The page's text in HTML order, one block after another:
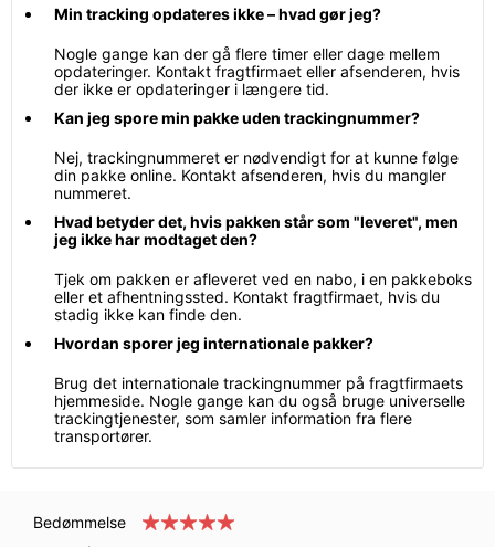
Min tracking opdateres ikke – hvad gør jeg?
Nogle gange kan der gå flere timer eller dage mellem
opdateringer. Kontakt fragtfirmaet eller afsenderen, hvis
der ikke er opdateringer i længere tid.
Kan jeg spore min pakke uden trackingnummer?
Nej, trackingnummeret er nødvendigt for at kunne følge
din pakke online. Kontakt afsenderen, hvis du mangler
nummeret.
Hvad betyder det, hvis pakken står som "leveret", men
jeg ikke har modtaget den?
Tjek om pakken er afleveret ved en nabo, i en pakkeboks
eller et afhentningssted. Kontakt fragtfirmaet, hvis du
stadig ikke kan finde den.
Hvordan sporer jeg internationale pakker?
Brug det internationale trackingnummer på fragtfirmaets
hjemmeside. Nogle gange kan du også bruge universelle
trackingtjenester, som samler information fra flere
transportører.
Bedømmelse